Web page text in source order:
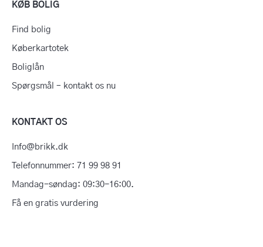
KØB BOLIG
Find bolig
Køberkartotek
Boliglån
Spørgsmål – kontakt os nu
KONTAKT OS
Info@brikk.dk
Telefonnummer: 71 99 98 91
Mandag-søndag: 09:30-16:00.
Få en gratis vurdering